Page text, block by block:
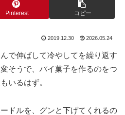
Pinterest コピー
2019.12.30 2026.05.24
で伸ばして冷やしてを繰り返す
そうで、パイ菓子を作るのをつ
いるはず。
ドルを、グンと下げてくれるの